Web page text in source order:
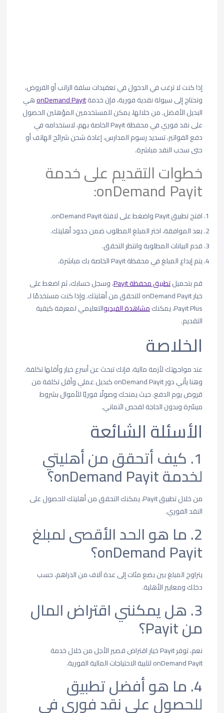
إذا كنت لا ترغب في الدخول في تعقيدات سلفة الراتب أو القروض،
وتحتاج إلى سيولة نقدية فورية، فإن خدمةonDemand Payitهي
البديل الأفضل. من خلالها، يمكن للمستخدمين المؤهلين الحصول
على نقد فوري في محفظة Payit الخاصة بهم، لاستخدامه في
دفع الفواتير، تسديد رسوم المدارس، إعادة شحن شرائح الهاتف أو
حتى سحب النقد مباشرة.
خطوات التقديم على خدمة
onDemand Payit:
افتح تطبيق Payit واضغط على لافتة onDemand Payit.
بعد الموافقة، اختر المبلغ المطلوب ضمن حدود أهليتك.
قدم البيانات المطلوبة وانتظر التحقق.
يتم إيداع المبلغ في محفظة Payit الخاصة بك مباشرة.
قم بتحميلتطبيق محفظة Payit
، وسجل حسابك، ثم اضغط على
خيار onDemand Payit للتحقق من أهليتك. وإذا كنت مستخدمًا لـ
Payit Plus، يمكنك
مشاهدة الفيديوالتعليمي لمعرفة كيفية
التقديم.
الخلاصة
عند مواجهتك لأزمة مالية، فإنك تبحث عن أسرع خيار وأقلها تكلفة.
وهنا يأتي دور onDemand Payit كبديل عملي وأقل تكلفة من
قروض يوم الدفع. حيث يمنحك وصولًا فوريًا للأموال بشروط
ميسّرة وبدون الحاجة لفحص ائتماني.
الأسئلة الشائعة
1. كيف أتحقق من أهليتي
لخدمة onDemand Payit؟
من خلال تطبيق Payit، يمكنك التحقق من أهليتك للحصول على
النقد الفوري.
2. ما هو الحد الأقصى لمبلغ
onDemand Payit؟
يتراوح المبلغ بين بضع مئات إلى عدة آلاف من الدراهم، حسب
دخلك ومعايير الأهلية.
3. هل يمكنني اقتراض المال
من Payit؟
نعم، توفر Payit خيار اقتراض قصير الأجل من خلال خدمة
onDemand Payit لتلبية الاحتياجات المالية الفورية.
4. ما هو أفضل تطبيق
للحصول على نقد فوري في